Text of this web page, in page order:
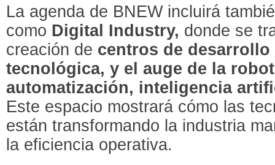
La agenda de BNEW incluirá
como Digital Industry, donde se
creación de centros de
tecnológica, y el auge de la
automatización, inteligencia
Este espacio mostrará cómo las
están transformando la industria
la eficiencia operativa.